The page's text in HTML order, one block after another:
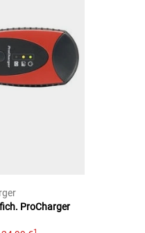
ProCharger